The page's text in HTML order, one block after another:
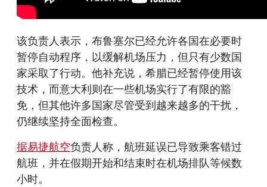
该负责人表示，布鲁塞尔已经允许各国在必要时
暂停自动程序，以缓解机场压力，但只有少数国
家采取了行动。他补充说，希腊已经暂停使用该
技术，而意大利则在一些机场实行了有限的豁
免，但其他许多国家尽管受到越来越多的干扰，
仍继续坚持全面检查。
据易捷航空负责人称，航班延误已导致乘客错过
航班，并在假期开始和结束时在机场排队等候数
小时。